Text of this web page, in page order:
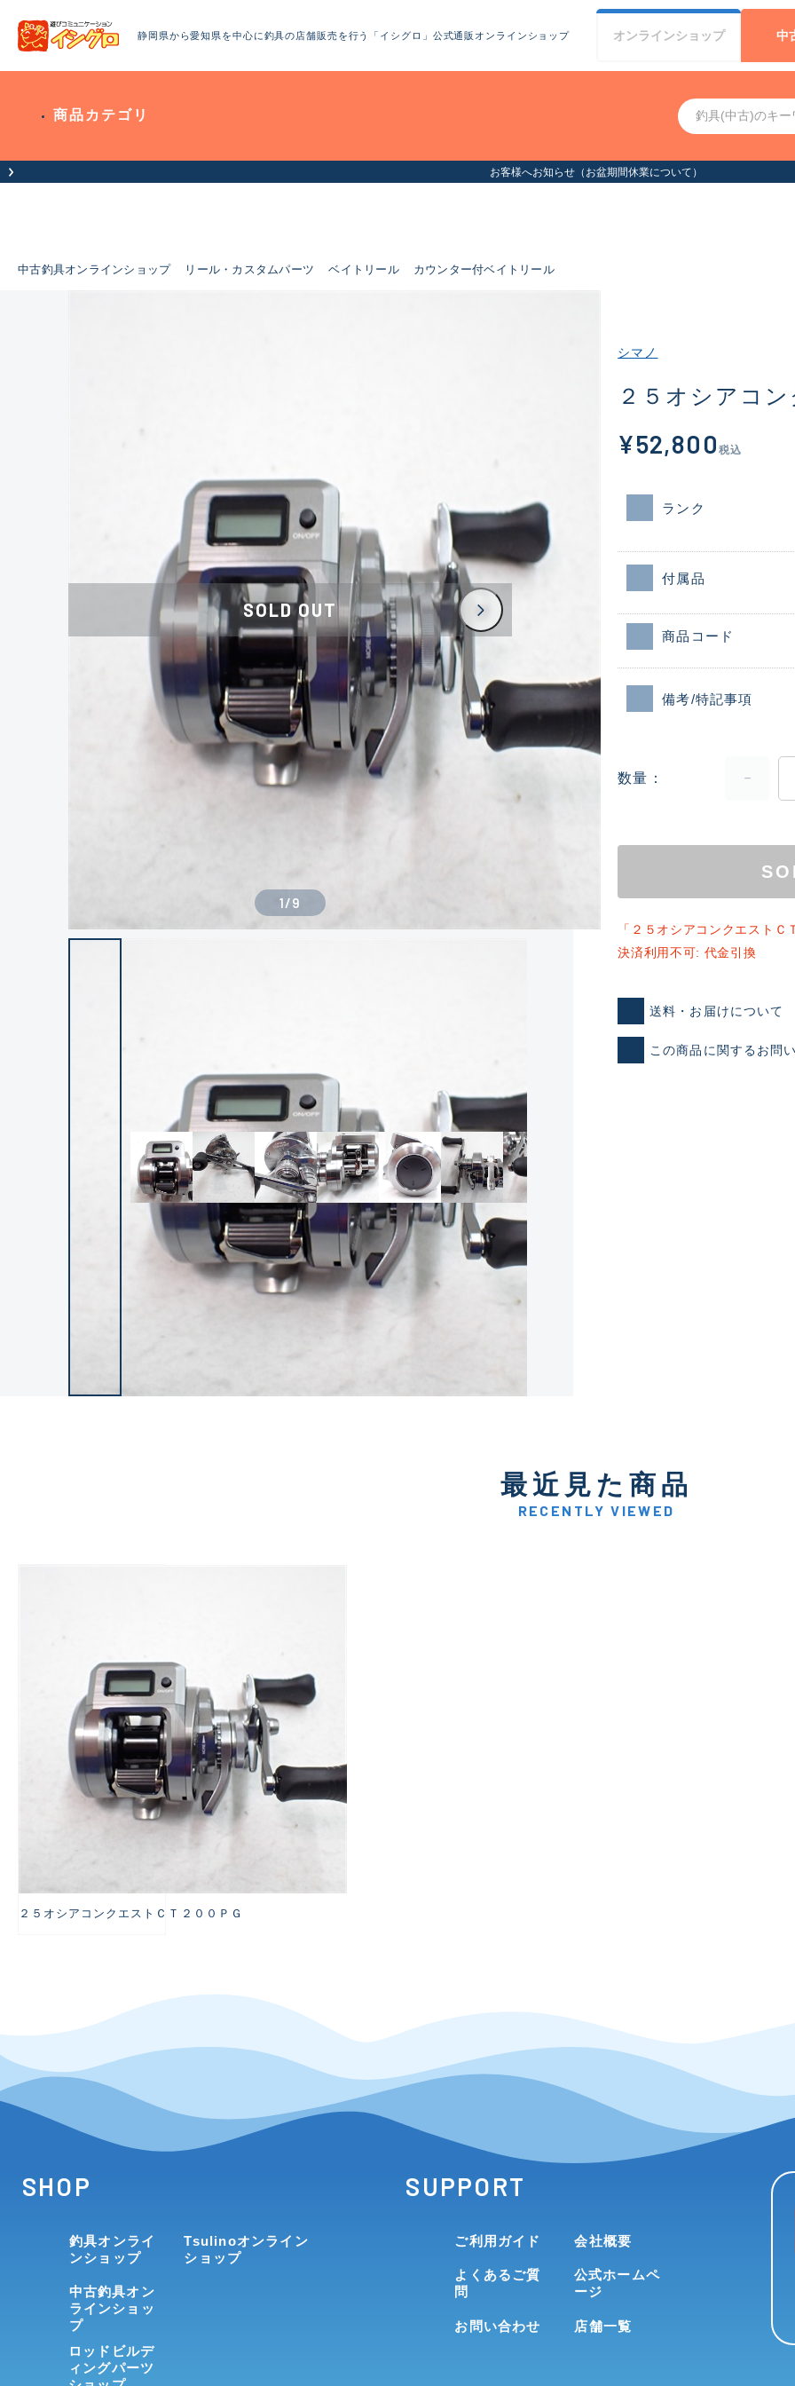
静岡県から愛知県を中心に釣具の店舗販売を行う「イシグロ」公式通販オンラインショップ オンラインショップ 中
商品カテゴリ
お客様へお知らせ（お盆期間休業について）
中古釣具オンラインショップ リール・カスタムパーツ ベイトリール カウンター付ベイトリール
ランクとは？
良
C-
い品
SOLD OUT
1/9
シマノ
２５オシアコ
¥52,800 税込
ランク
付属品
商品コード
備考/特記事項
数量
「２５オシアコンクエストＣ
決済利用不可: 代金引換
送料・お届けについて
この商品に関するお問
最近見た商品
RECENTLY VIEWED
２５オシアコンクエストＣＴ２００ＰＧ
SHOP
釣具オンライ
ンショップ
中古釣具オン
ラインショッ
プ
ロッドビルデ
ィングパーツ
Tsulinoオンライン
ショップ
SUPPORT
ご利用ガイド
よくあるご質
問
お問い合わせ
会社概要
公式ホームペ
ージ
店舗一覧